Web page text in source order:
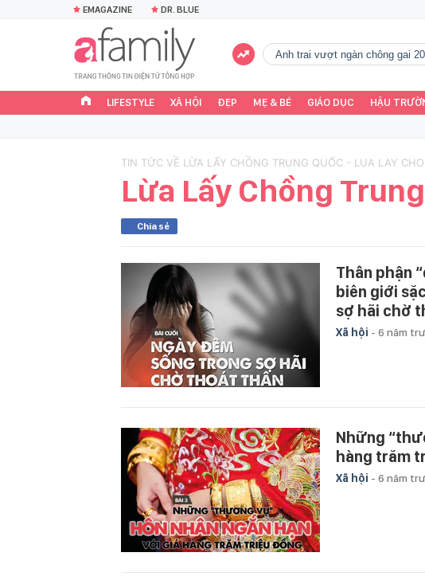
EMAGAZINE DR. BLUE
Anh trai vượt ngàn chông gai
LIFESTYLE XÃ HỘI ĐẸP MẸ & BÉ GIÁO DỤC HẬU
TIN TỨC VỀ LỪA LẤY CHỒNG TRUNG QUỐC - LUA LAY
Lừa Lấy Chồng
Chia sẻ
Thân phận
biên giới
sợ hãi chờ
Xã hội - 6 năm
Những
hàng trăm
Xã hội - 6 năm